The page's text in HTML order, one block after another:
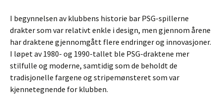
I begynnelsen av klubbens historie bar PSG-spillerne
drakter som var relativt enkle i design, men gjennom årene
har draktene gjennomgått flere endringer og innovasjoner.
I løpet av 1980- og 1990-tallet ble PSG-draktene mer
stilfulle og moderne, samtidig som de beholdt de
tradisjonelle fargene og stripemønsteret som var
kjennetegnende for klubben.